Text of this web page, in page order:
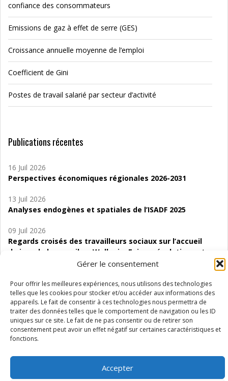
Gérer le consentement
Pour offrir les meilleures expériences, nous utilisons des technologies
telles que les cookies pour stocker et/ou accéder aux informations des
appareils. Le fait de consentir à ces technologies nous permettra de
traiter des données telles que le comportement de navigation ou les ID
uniques sur ce site. Le fait de ne pas consentir ou de retirer son
consentement peut avoir un effet négatif sur certaines caractéristiques et
fonctions.
Accepter
confiance des consommateurs
Emissions de gaz à effet de serre (GES)
Croissance annuelle moyenne de l’emploi
Coefficient de Gini
Postes de travail salarié par secteur d’activité
Publications récentes
16 Juil 2026
Perspectives économiques régionales 2026-2031
13 Juil 2026
Analyses endogènes et spatiales de l’ISADF 2025
09 Juil 2026
Regards croisés des travailleurs sociaux sur l’accueil
de jour de bas seuil en Wallonie. Enjeux, évolutions et
06 Juil 2026
Étude d’évaluabilité des Structures
d’accompagnement à l’autocréation d’emploi (SAACE)
01 Juil 2026
Pénurie du personnel infirmier :quels indicateurs
Wallonie ?